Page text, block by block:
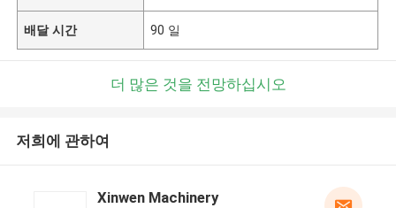
배달 시간 90 일
더 많은 것을 전망하십시오
저희에 관하여
Xinwen Machinery